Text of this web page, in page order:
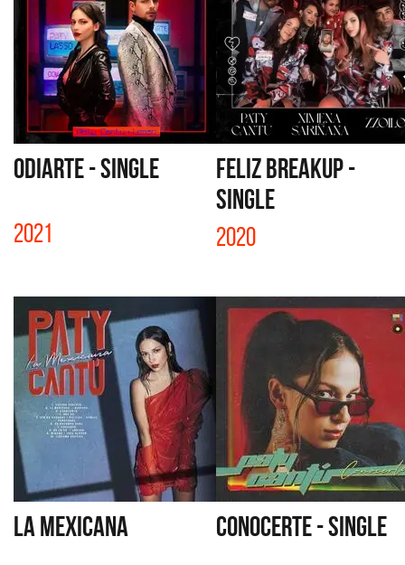
ODIARTE - SINGLE
2021
FELIZ BREAKUP -
SINGLE
2020
LA MEXICANA CONOCERTE - SINGLE